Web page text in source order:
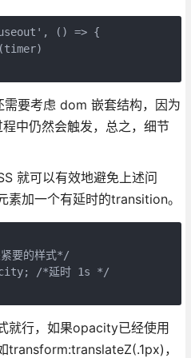
() => {
要考虑 dom 嵌套结构，因为
中仍然会触发，总之，细节
就可以有效地避免上述问
素加一个有延时的transition。
要的样式*/
/*延时 1s */
就行，如果opacity已经使用
transform:translateZ(.1px)，